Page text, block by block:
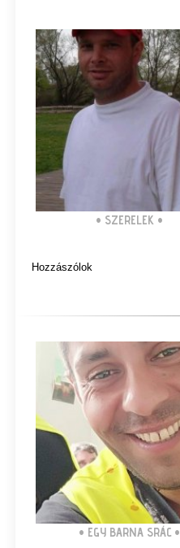
• SZERELEK •
Hozzászólok
• EGY BARNA SRÁC•